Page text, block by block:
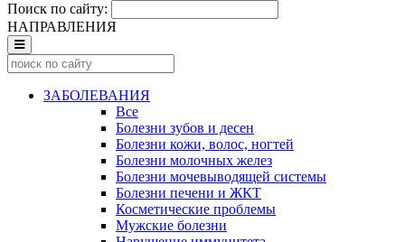
Поиск по сайту:
НАПРАВЛЕНИЯ
ЗАБОЛЕВАНИЯ
Все
Болезни зубов и десен
Болезни кожи, волос, ногтей
Болезни молочных желез
Болезни мочевыводящей системы
Болезни печени и ЖКТ
Косметические проблемы
Мужские болезни